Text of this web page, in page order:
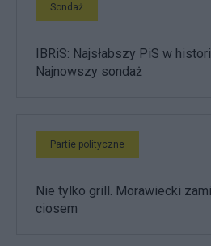
Sondaż
IBRiS: Najsłabszy PiS w
Najnowszy sondaż
Partie polityczne
Nie tylko grill. Morawiecki
ciosem